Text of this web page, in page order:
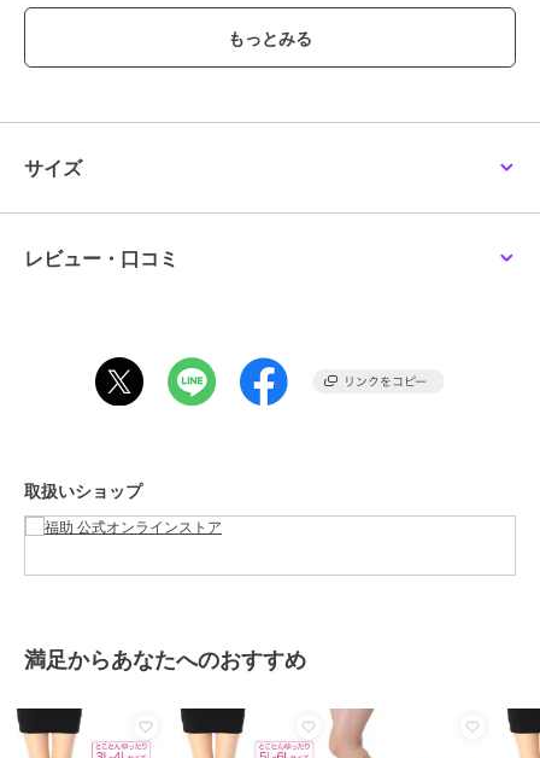
ています。また、後ろ側に付いたネームにより、慌ただしい朝でもス
トッキングの前後を簡単に見分けられます。ストッキング全体に立体
感を与える足型セット加工が施されており、脚に美しくフィットしま
※商品画像は、お客様のお使いのモニターや部屋の環境等により、実
●カラー：サワーベージュ017,ブラック090,クリアヌード330,ヌーデ
ィベージュ535
ク ベージュ 肌色 靴下 レディースソックス レディースストッキング
パンスト サマーストッキング 夏用 通年 オールシーズン 福助 ふくす
サイズ
レビュー・口コミ
取扱いショップ
満足からあなたへのおすすめ